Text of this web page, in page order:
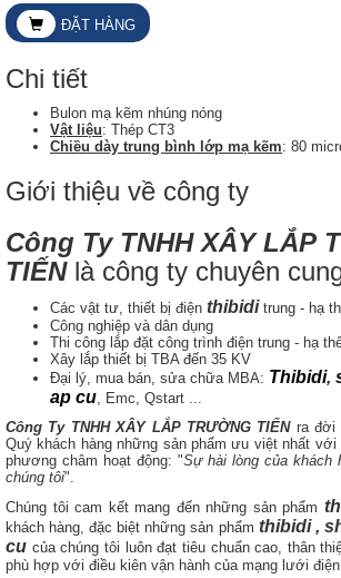
ĐẶT HÀNG
Chi tiết
Bulon mạ kẽm nhúng nóng
Vật liệu: Thép CT3
Chiều dày trung bình lớp mạ kẽm: 80
Giới thiệu về công ty
Công Ty TNHH XÂY LẮP
TIẾNlà công ty chuyên
Các vật tư, thiết bị điện thibidi trung - hạ
Công nghiệp và dân dụng
Thi công lắp đặt công trình điện trung - hạ
Xây lắp thiết bị TBA đến 35 KV
Đại lý, mua bán, sửa chữa MBA: Thibidi,
ap cu , Emc, Qstart ...
Công Ty TNHH XÂY LẮP TRƯỜNG TIẾNra đời
Quý khách hàng những sản phẩm ưu việt nhất
phương châm hoạt động: "Sự hài lòng của khách
chúng tôi".
Chúng tôi cam kết mang đến những sản phẩm
khách hàng, đặc biệt những sản phẩm thibidi ,
cu của chúng tôi luôn đạt tiêu chuẩn cao, thân
phù hợp với điều kiên vận hành của mạng lưới điện